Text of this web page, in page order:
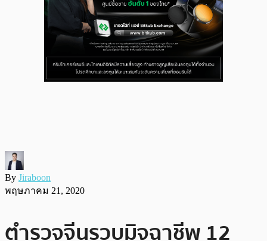
By Jiraboon
พฤษภาคม 21, 2020
ตำรวจจีนรวบมิจฉาชีพ 12